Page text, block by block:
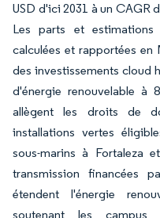
USD d'ici 2031 à un CAGR
Les parts et
calculées et rapportées en
des investissements cloud
d'énergie renouvelable à
allègent les droits de
installations vertes
sous-marins à Fortaleza
transmission financées
étendent l'énergie
soutenant les campus